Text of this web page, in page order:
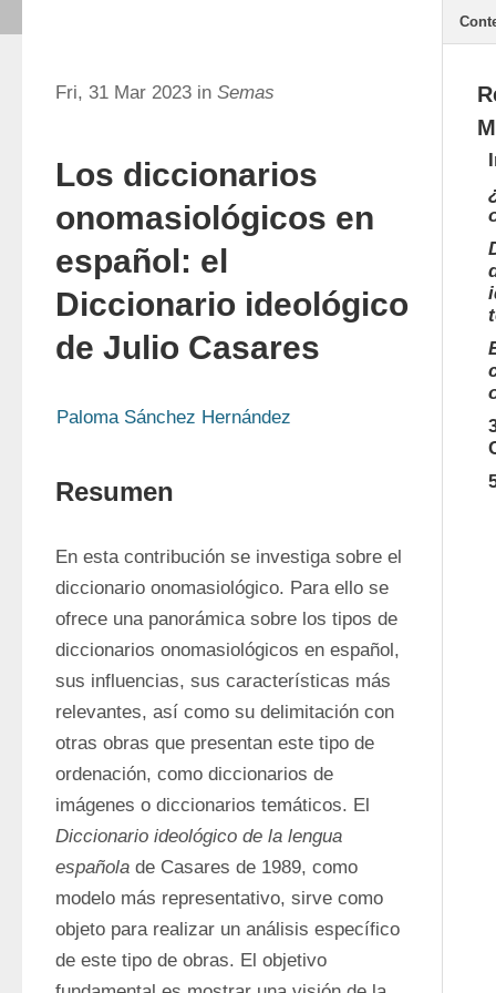
Fri, 31 Mar 2023 in Semas
Los diccionarios
onomasiológicos en
español: el
Diccionario ideológico
de Julio Casares
Paloma Sánchez Hernández
Resumen
En esta contribución se investiga sobre el
diccionario onomasiológico. Para ello se
ofrece una panorámica sobre los tipos de
diccionarios onomasiológicos en español,
sus influencias, sus características más
relevantes, así como su delimitación con
otras obras que presentan este tipo de
ordenación, como diccionarios de
Diccionario ideológico de la lengua
española de Casares de 1989, como
modelo más representativo, sirve como
objeto para realizar un análisis específico
de este tipo de obras. El objetivo